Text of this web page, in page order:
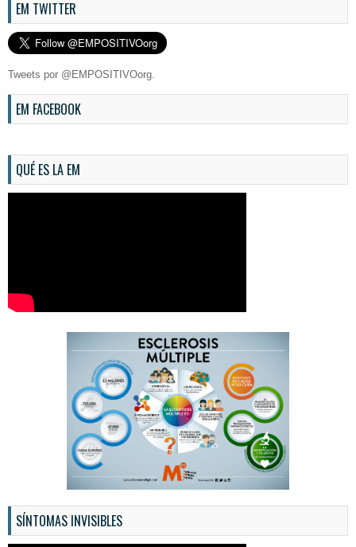
EM TWITTER
Tweets por @EMPOSITIVOorg.
EM FACEBOOK
QUÉ ES LA EM
SÍNTOMAS INVISIBLES